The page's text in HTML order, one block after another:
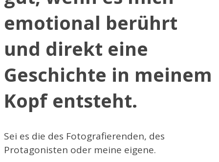
emotional berührt
und direkt eine
Geschichte in meinem
Kopf entsteht.
Sei es die des Fotografierenden, des
Protagonisten oder meine eigene.